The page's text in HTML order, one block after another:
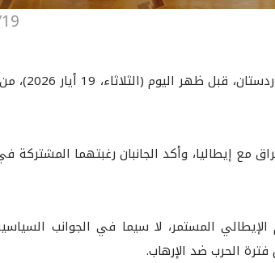
في إطار زيارته الرسمية إلى روما،
مع إيطاليا، وأكد الجانبان رغبتهما المشتركة
المستمر، لا سيما في الجوانب
الحرب ضد الإرهاب.